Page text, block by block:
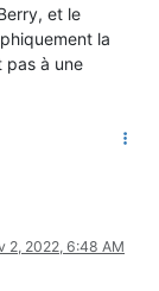
et le
la
pas à une
2, 2022, 6:48 AM